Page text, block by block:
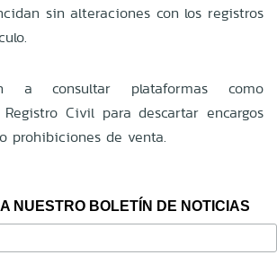
sin alteraciones con los registros
a consultar plataformas como
Civil para descartar encargos
prohibiciones de venta.
NUESTRO BOLETÍN DE NOTICIAS